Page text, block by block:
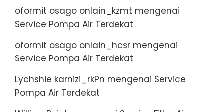
oformit osago onlain_kzmt mengenai
Service Pompa Air Terdekat
oformit osago onlain_hcsr mengenai
Service Pompa Air Terdekat
Lychshie karnizi_rkPn mengenai Service
Pompa Air Terdekat